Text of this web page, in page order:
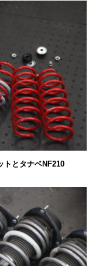
トとタナベNF210